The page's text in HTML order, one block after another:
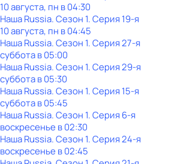
10 августа, пн в 04:30
Наша Russia. Сезон 1. Серия 19-я
10 августа, пн в 04:45
Наша Russia. Сезон 1. Серия 27-я
субботав05:00
Наша Russia. Сезон 1. Серия 29-я
субботав05:30
Наша Russia. Сезон 1. Серия 15-я
субботав05:45
Наша Russia. Сезон 1. Серия 6-я
воскресенье в02:30
Наша Russia. Сезон 1. Серия 24-я
воскресенье в02:45